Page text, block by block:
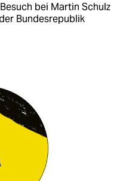
bei Martin Schulz
Bundesrepublik